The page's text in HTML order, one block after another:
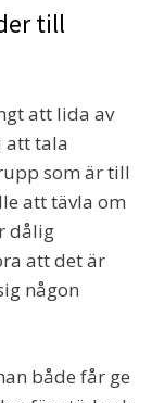
till
att lida av
att tala
som är till
att tävla om
dålig
att det är
någon
både får ge